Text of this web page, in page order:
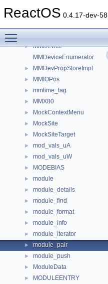
ReactOS 0.4.17-dev-
► mm_starter
► MMDevice
MMDeviceEnumerator
► MMDevPropStoreImpl
► MMIOPos
► mmtime_tag
► MMX80
► MockContextMenu
► MockSite
► MockSiteTarget
► mod_vals_uA
► mod_vals_uW
► MODEBIAS
► module
► module_details
► module_find
► module_format
► module_info
► module_iterator
► module_pair
► module_push
► ModuleData
► MODULEENTRY